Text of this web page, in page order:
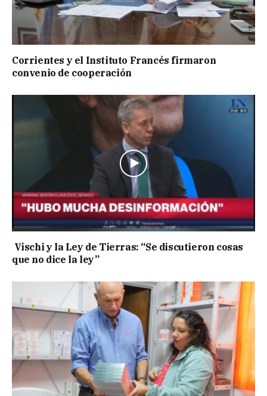
Corrientes y el Instituto Francés firmaron
convenio de cooperación
Vischi y la Ley de Tierras: “Se discutieron cosas
que no dice la ley”